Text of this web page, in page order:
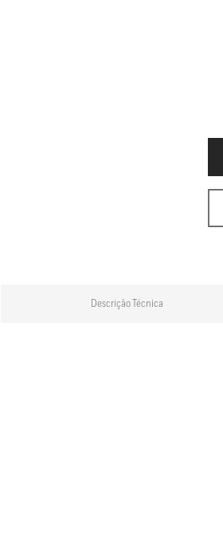
Descrição Técnica